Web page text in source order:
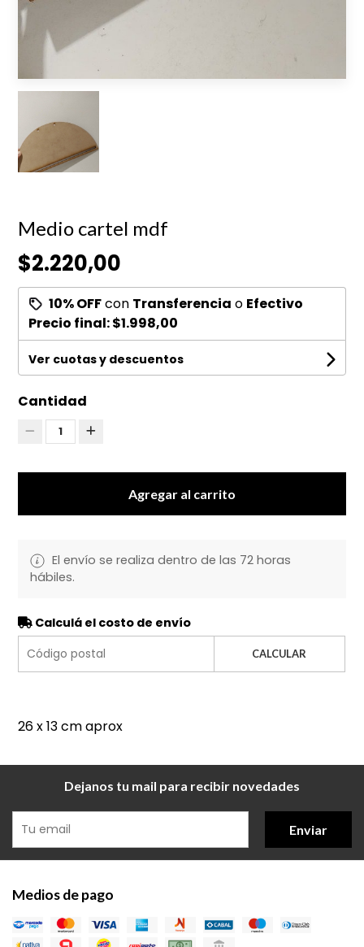
Medio cartel mdf
$2.220,00
10% OFFcon Transferencia o Efectivo
Precio final:$1.998,00
Ver cuotas y descuentos
Cantidad
1
Agregar al carrito
El envío se realiza dentro de las 72 horas
hábiles.
Calculá el costo de envío
CALCULAR
26 x 13 cm aprox
Dejanos tu mail para recibir novedades
Enviar
Medios de pago